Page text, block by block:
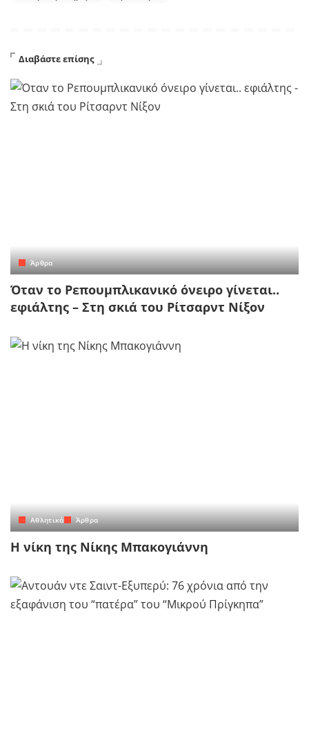
Διαβάστε επίσης
Άρθρα
Όταν το Ρεπουμπλικανικό όνειρο γίνεται..
εφιάλτης – Στη σκιά του Ρίτσαρντ Νίξον
Αθλητικά Άρθρα
Η νίκη της Νίκης Μπακογιάννη